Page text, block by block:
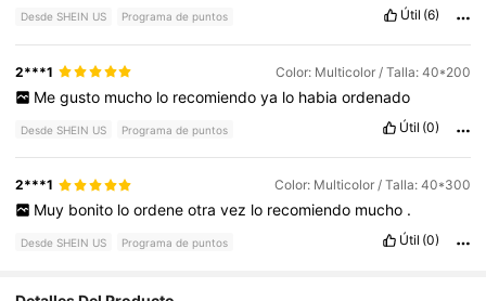
Desde SHEIN US Programa de puntos Útil (6)
2***1 Color: Multicolor / Talla: 40*200
Me gusto mucho lo recomiendo ya lo habia ordenado
Desde SHEIN US Programa de puntos Útil (0)
2***1 Color: Multicolor / Talla: 40*300
Muy bonito lo ordene otra vez lo recomiendo mucho .
Desde SHEIN US Programa de puntos Útil (0)